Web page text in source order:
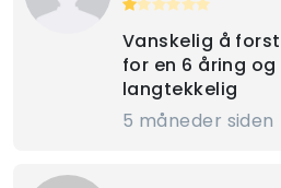
Vanskelig å
for en 6 åring
langtekkelig
5 måneder siden